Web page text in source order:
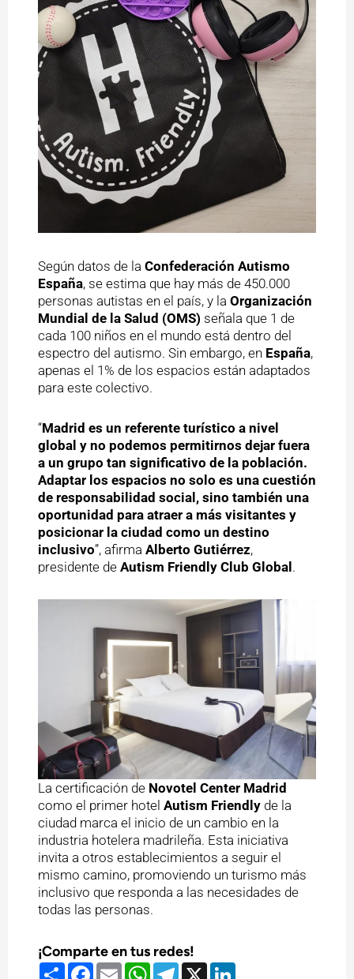
Según datos de la Confederación Autismo
España, se estima que hay más de 450.000
personas autistas en el país, y la Organización
Mundial de la Salud (OMS) señala que 1 de
cada 100 niños en el mundo está dentro del
espectro del autismo. Sin embargo, en España,
apenas el 1% de los espacios están adaptados
para este colectivo.
“Madrid es un referente turístico a nivel
global y no podemos permitirnos dejar fuera
a un grupo tan significativo de la población.
Adaptar los espacios no solo es una cuestión
de responsabilidad social, sino también una
oportunidad para atraer a más visitantes y
posicionar la ciudad como un destino
inclusivo”, afirma Alberto Gutiérrez,
presidente de Autism Friendly Club Global .
La certificación de Novotel Center Madrid
como el primer hotel Autism Friendlyde la
ciudad marca el inicio de un cambio en la
industria hotelera madrileña. Esta iniciativa
invita a otros establecimientos a seguir el
mismo camino, promoviendo un turismo más
inclusivo que responda a las necesidades de
todas las personas.
¡Comparte en tus redes!
Compartir
Facebook
EmailWhatsApp
Telegram
X LinkedIn